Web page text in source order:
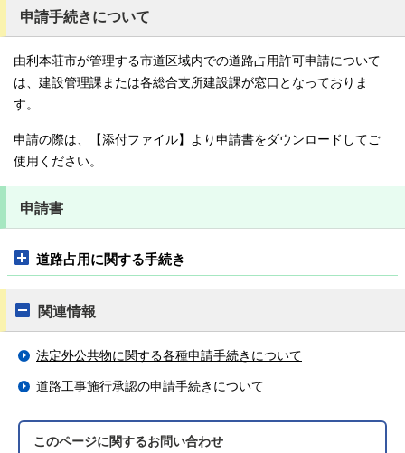
申請手続きについて
由利本荘市が管理する市道区域内での道路占用許可申請について
は、建設管理課または各総合支所建設課が窓口となっておりま
す。
申請の際は、【添付ファイル】より申請書をダウンロードしてご
使用ください。
申請書
道路占用に関する手続き
関連情報
法定外公共物に関する各種申請手続きについて
道路工事施行承認の申請手続きについて
このページに関するお問い合わせ